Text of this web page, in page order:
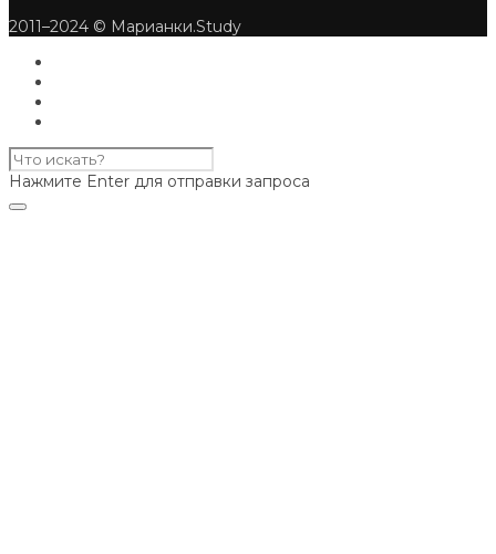
2011–2024 © Марианки.Study
Нажмите Enter для отправки запроса